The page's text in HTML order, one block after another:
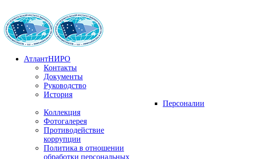
АтлантНИРО
Контакты
Документы
Руководство
История
Персоналии
Коллекция
Фотогалерея
Противодействие
коррупции
Политика в отношении
обработки персональных